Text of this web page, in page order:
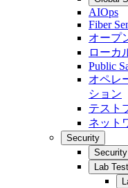
AIOps
Fiber
オープ
ローカ
Public
オペレ
ション
テスト
ネット
Security
Security
Lab